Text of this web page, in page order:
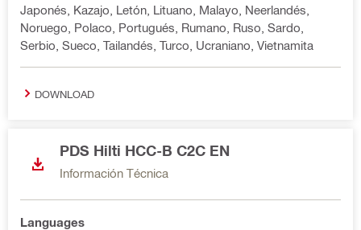
Japonés, Kazajo, Letón, Lituano, Malayo, Neerlandés,
Noruego, Polaco, Portugués, Rumano, Ruso, Sardo,
Serbio, Sueco, Tailandés, Turco, Ucraniano, Vietnamita
DOWNLOAD
PDS Hilti HCC-B C2C EN
Información Técnica
Languages